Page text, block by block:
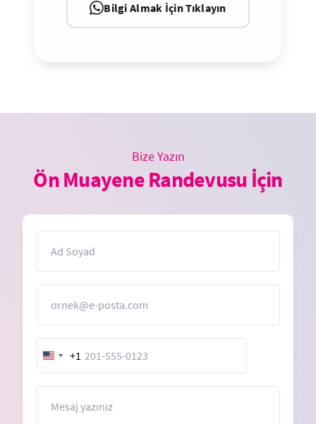
Bilgi Almak İçin Tıklayın
Bize Yazın
Ön Muayene Randevusu İçin
United
States
+1